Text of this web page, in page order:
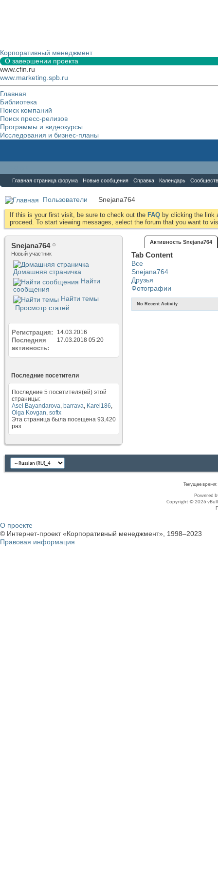
Корпоративный менеджмент
О завершении проекта
www.cfin.ru
www.marketing.spb.ru
Главная
Библиотека
Поиск компаний
Поиск пресс-релизов
Программы и видеокурсы
Исследования и бизнес-планы
Главная страница форума Новые сообщения Справка Календарь
Пользователи Snejana764
If this is your first visit, be sure to check out the FAQ by clicking the link
proceed. To start viewing messages, select the forum that you want to
Snejana764
Новый участник
Домашняя страничка
Найти
сообщения
Найти темы
Просмотр статей
Регистрация 14.03.2016
Последняя
активность
17.03.2018 05:20
Последние посетители
Последние 5 посетителя(ей) этой
страницы:
Asel Bayandarova, barrava, Karel186,
Olga Kovgan, softx
Эта страница была посещена 93,420
раз
Активность Snejana764
Tab Content
Все
Snejana764
Друзья
Фотографии
No Recent Activity
Текущее время:
Powered
Copyright © 2026
О проекте
© Интернет-проект «Корпоративный менеджмент», 1998–2023
Правовая информация